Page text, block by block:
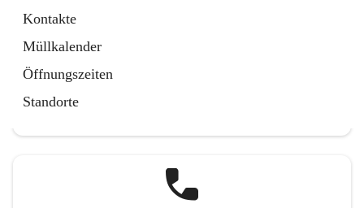
Kontakte
Müllkalender
Öffnungszeiten
Standorte